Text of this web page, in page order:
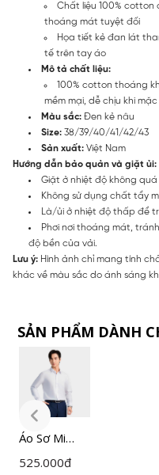
Chất liệu 100%
thoáng mát tuyệt đối
Họa tiết kẻ đan lát
tế trên tay áo
Mô tả chất liệu:
100% cotton thoáng
mềm mại, dễ chịu khi mặc
Màu sắc: Đen kẻ nâu
Size: 38/39/40/41/42/43
Sản xuất: Việt Nam
Hướng dẫn bảo quản và giặt ủi:
Giặt ở nhiệt độ không quá
Không sử dụng chất tẩy
Là/ủi ở nhiệt độ thấp để
Phơi nơi thoáng mát,
độ bền của vải.
Lưu ý: Hình ảnh chỉ mang tính
khác về màu sắc do ánh sáng
SẢN PHẨM DÀNH
Áo Sơ Mi
Nam Trắng
525.000đ